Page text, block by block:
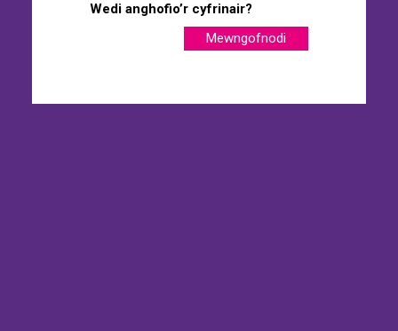
Wedi anghofio’r cyfrinair?